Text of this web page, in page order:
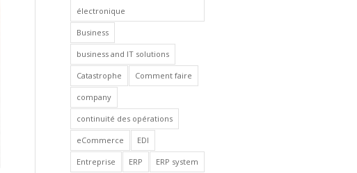
électronique
Business
business and IT solutions
Catastrophe Comment faire
company
continuité des opérations
eCommerce EDI
Entreprise ERP ERP system